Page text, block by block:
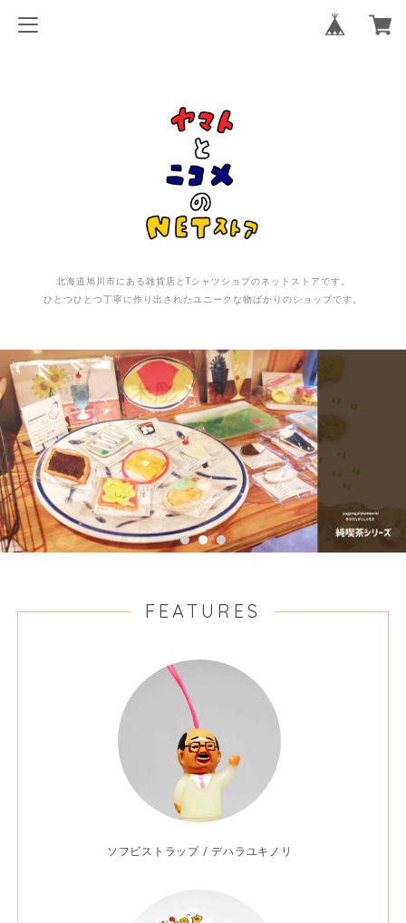
北海道旭川市にある雑貨店とTシャツショプのネットストアです。
ひとつひとつ丁寧に作り出されたユニークな物ばかりのショップです。
FEATURES
ソフビストラップ / デハラユキノリ